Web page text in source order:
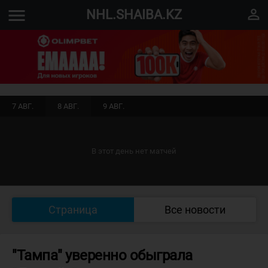
menu NHL.SHAIBA.KZ perm_identity
7 АВГ. 8 АВГ. 9 АВГ.
В этот день нет матчей
Страница Все новости
"Тампа" уверенно обыграла